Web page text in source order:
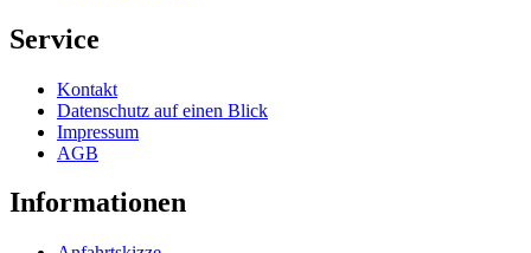
Service
Kontakt
Datenschutz auf einen Blick
Impressum
AGB
Informationen